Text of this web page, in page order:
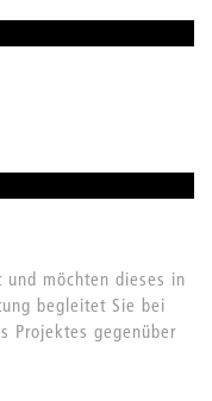
möchten dieses in
begleitet Sie bei
Projektes gegenüber